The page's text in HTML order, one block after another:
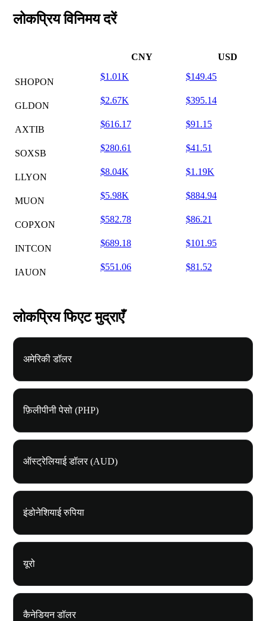
लोकप्रिय विनिमय दरें
CNY USD
SHOPON
$1.01K $149.45
GLDON
$2.67K $395.14
AXTIB
$616.17 $91.15
SOXSB
$280.61 $41.51
LLYON
$8.04K $1.19K
MUON
$5.98K $884.94
COPXON
$582.78 $86.21
INTCON
$689.18 $101.95
IAUON
$551.06 $81.52
लोकप्रिय फिएट मुद्राएँ
अमेरिकी डॉलर
फ़िलीपीनी पेसो (PHP)
ऑस्ट्रेलियाई डॉलर (AUD)
इंडोनेशियाई रुपिया
यूरो
कैनेडियन डॉलर